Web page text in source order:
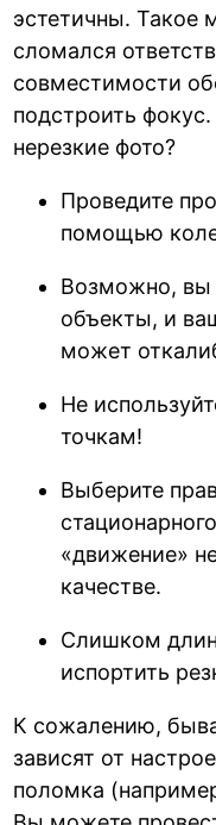
эстетичны. Такое
сломался
совместимости
подстроить
нерезкие фото?
Проведите
помощью
Возможно, вы
объекты, и
может
Не
точкам!
Выберите
«движение»
качестве.
Слишком
испортить
К сожалению,
зависят от
поломка